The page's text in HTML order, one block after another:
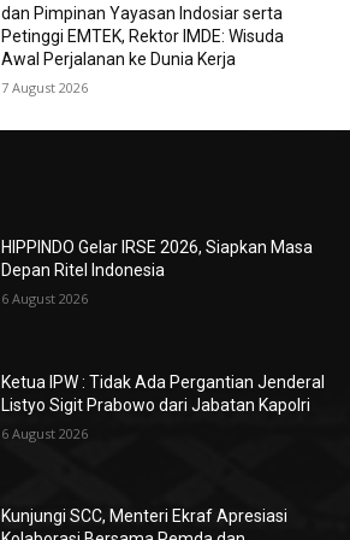
dan Pimpinan Yayasan Indosiar serta
Petinggi EMTEK, Rektor IMDE: Wisuda
Awal Perjalanan ke Dunia Kerja
7 August 2026
HIPPINDO Gelar IRSE 2026, Siapkan Masa
Depan Ritel Indonesia
6 August 2026
Ketua IPW : Tidak Ada Pergantian Jenderal
Listyo Sigit Prabowo dari Jabatan Kapolri
6 August 2026
Kunjungi SCC, Menteri Ekraf Apresiasi